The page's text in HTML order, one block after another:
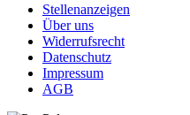
Stellenanzeigen
Über uns
Widerrufsrecht
Datenschutz
Impressum
AGB